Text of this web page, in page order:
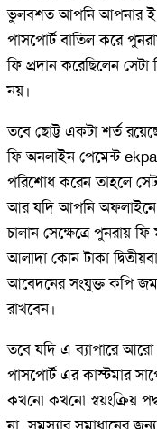
ভুলবশত আপনি আপনার ই
পাসপোর্ট বাতিল করে
ফি প্রদান করেছিলেন সেটা
নয়।
তবে ছোট্ট একটা শর্ত
ফি অনলাইন পেমেন্ট
পরিশোধ করেন তাহলে
আর যদি আপনি অফলাইনে
চালান সেক্ষেত্রে পুনরায়
আলাদা কোন টাকা
আবেদনের সংযুক্ত কপি
রাখবেন।
তবে যদি এ ব্যাপারে আরো
পাসপোর্ট এর কাস্টমার
কখনো কখনো স্বয়ংক্রিয়
না, সমস্যার সমাধানের